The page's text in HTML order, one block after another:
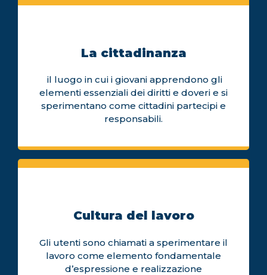
La cittadinanza
il luogo in cui i giovani apprendono gli
elementi essenziali dei diritti e doveri e si
sperimentano come cittadini partecipi e
responsabili.
Cultura del lavoro
Gli utenti sono chiamati a sperimentare il
lavoro come elemento fondamentale
d’espressione e realizzazione